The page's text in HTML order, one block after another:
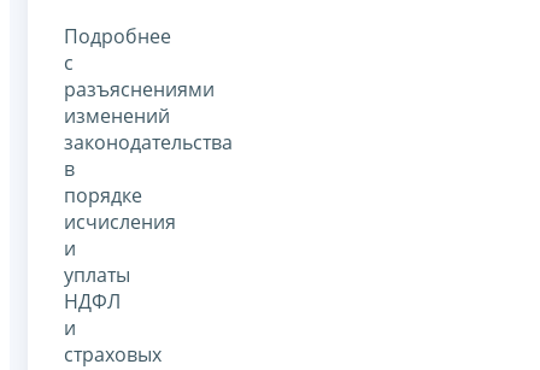
Подробнее
с
разъяснениями
изменений
законодательства
в
порядке
исчисления
и
уплаты
НДФЛ
и
страховых